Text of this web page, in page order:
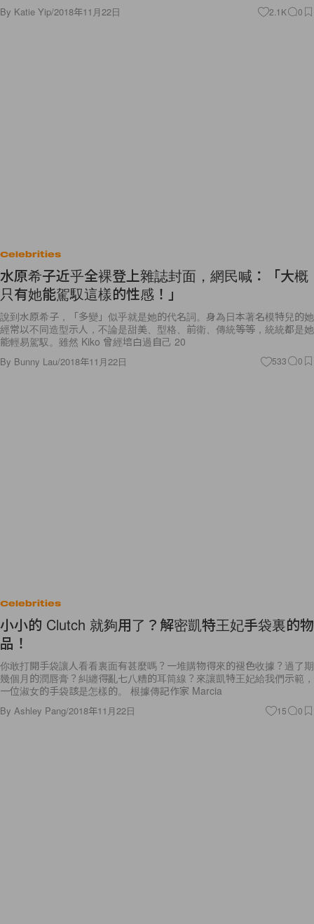
By Katie Yip/2018年11月22日 2.1K 0
Celebrities
水原希子近乎全裸登上雜誌封面，網民喊：「大概
只有她能駕馭這樣的性感！」
說到水原希子，「多變」似乎就是她的代名詞。身為日本著名模特兒的她
經常以不同造型示人，不論是甜美、型格、前衛、傳統等等，統統都是她
能輕易駕馭。雖然 Kiko 曾經培白過自己 20
By Bunny Lau/2018年11月22日 533 0
Celebrities
小小的 Clutch 就夠用了？解密凱特王妃手袋裏的物
品！
你敢打開手袋讓人看看裏面有甚麼嗎？一堆購物得來的褪色收據？過了期
幾個月的潤唇膏？糾纏得亂七八糟的耳筒線？來讓凱特王妃給我們示範，
一位淑女的手袋該是怎樣的。 根據傳記作家 Marcia
By Ashley Pang/2018年11月22日 15 0